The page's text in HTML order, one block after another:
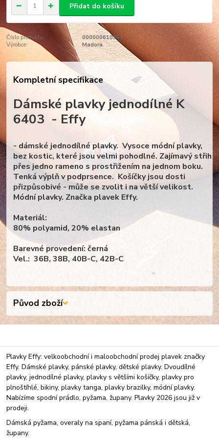
Přidat do košíku
Číslo produktu:
000000610951
Výrobce:
Madora
Kompletní specifikace
Dámské plavky jednodílné K
6403 - Effy
- dámské jednodílné plavky. Vysoce módní plavky,
bez kostic, které jsou velmi pohodlné. Zajímavý střih
přes jedno rameno s prostřižením na jednom boku.
Tenká výplň v podprsence. Košíčky jsou dosti
přizpůsobivé - může se zvolit i na větší velikost.
Módní plavky. Značka plavek Effy.
Materiál:
80% polyamid, 20% elastan
Barevné provedení: černá
Vel.: 36B, 38B, 40B-C, 42B-C
Původ zboží
Plavky Effy: velkoobchodní i maloobchodní prodej plavek značky
Effy. Dámské plavky, pánské plavky, dětské plavky. Dvoudílné
plavky, jednodílné plavky, plavky s většími košíčky, plavky pro
plnoštíhlé, bikiny, plavky tanga, plavky brazilky, módní plavky.
Nabízíme spodní prádlo, pyžama, župany. Plavky 2026 jsou již v
prodeji.
Dámská pyžama, overaly na spaní, pyžama pánská i dětská,
župany.